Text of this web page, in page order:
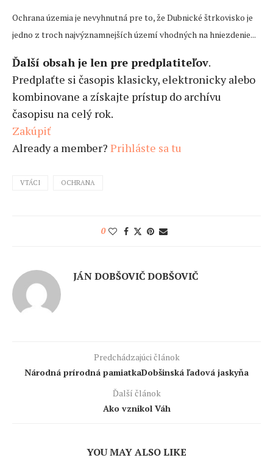
Ochrana územia je nevyhnutná pre to, že Dubnické štrkovisko je
jedno z troch najvýznamnejších území vhodných na hniezdenie...
Ďalší obsah je len pre predplatiteľov.
Predplaťte si časopis klasicky, elektronicky alebo
kombinovane a získajte prístup do archívu
časopisu na celý rok.
Zakúpiť
Already a member? Prihláste sa tu
VTÁCI OCHRANA
0
JÁN DOBŠOVIČ DOBŠOVIČ
Predchádzajúci článok
Národná prírodná pamiatkaDobšinská ľadová jaskyňa
Ďalší článok
Ako vznikol Váh
YOU MAY ALSO LIKE